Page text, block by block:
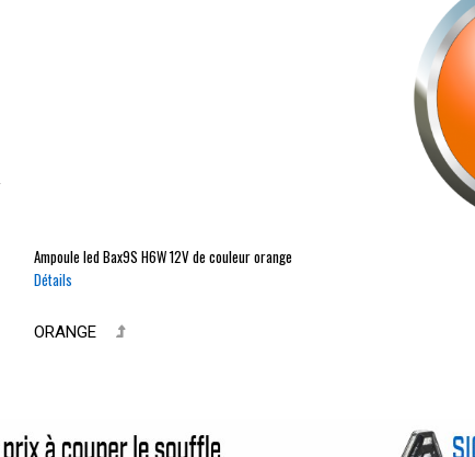
Ampoule ledBax9S H6W12V de couleur orange
Détails
ORANGE